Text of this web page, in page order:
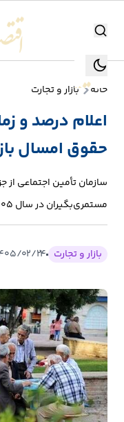
جستجو
تولید
صنعت
انرژی
بانک،
و
بیمه
اقتصاد
جهان
بازار
خانه بازار و تجارت
اعلام درصد و
حقوق امسال
سازمان تأمین اجتماعی
مستمری‌بگیران در سال ۱۴۰۵خبر داد.
بازار و تجارت ۱۴۰۵/۰۲/۲۴